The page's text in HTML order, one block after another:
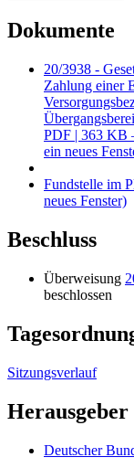
Dokumente
20/3938 -
Zahlung einer
PDF | 363 KB
ein neues
Fundstelle im
neues Fenster)
Beschluss
Überweisung
beschlossen
Sitzungsverlauf
Herausgeber
Deutscher